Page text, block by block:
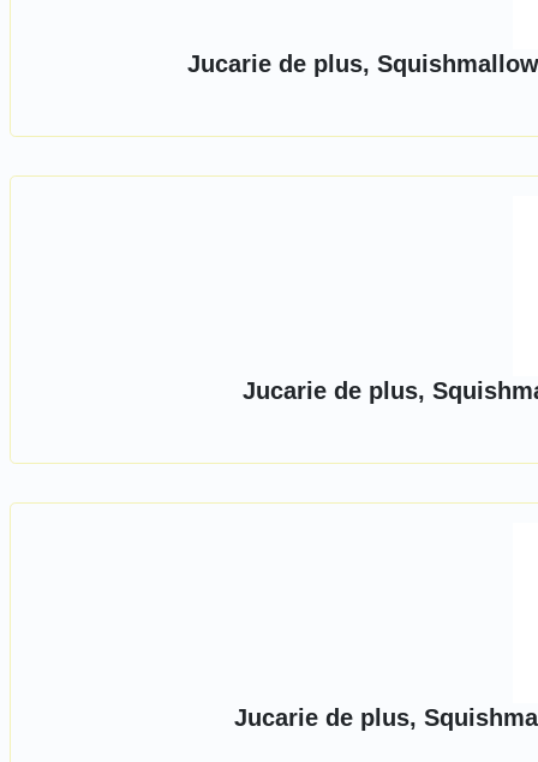
Jucarie de plus,
Jucarie de plus,
Jucarie de plus,